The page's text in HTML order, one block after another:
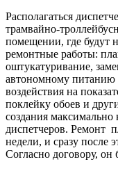
Располагаться
трамвайно-
помещении, где будут
ремонтные работы:
оштукатуривание,
автономному питанию
воздействия на
поклейку обоев и
создания
диспетчеров. Ремонт
недели, и сразу после
Согласно договору, он